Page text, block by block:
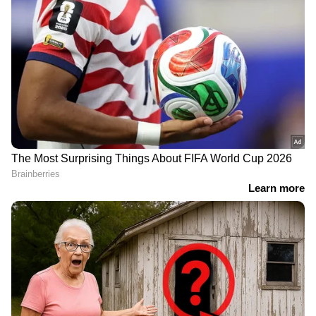
DOWNLOAD APP
Kerala
Newsഅറിയാൻ എപ്പോഴും ഏഷ്യാനെറ്റ്
ന്യൂസ് വാർത്തകൾ.Malayalam News
തത്സമയ അപ്‌ഡേറ്റുകളും ആഴത്തിലുള്ള
വിശകലനവും സമഗ്രമായ റിപ്പോർട്ടിംഗും —
എല്ലാം ഒരൊറ്റ സ്ഥലത്ത്. ഏത് സമയത്തും,
എവിടെയും വിശ്വസനീയമായ വാർത്തകൾ
ലഭിക്കാൻAsianet News Malayalam